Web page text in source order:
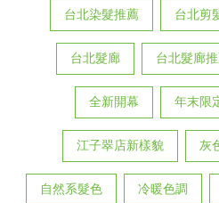
台北染髮推薦 台北剪
台北髮廊 台北髮廊
全新開幕 年末限
江子翠店新樣貌 灰
自然系髮色 冷暖色調